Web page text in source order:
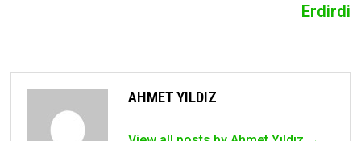
Erdirdi
AHMET YILDIZ